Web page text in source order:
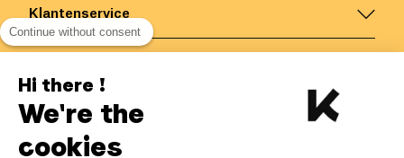
Klantenservice
België/ NL
Continue without consent
Hi there !
We're the
cookies